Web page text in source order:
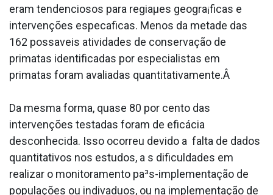
eram tendenciosos para regiaµes geogra¡ficas e
intervenções especa­ficas. Menos da metade das
162 possa­veis atividades de conservação de
primatas identificadas por especialistas em
primatas foram avaliadas quantitativamente.Â
Da mesma forma, quase 80 por cento das
intervenções testadas foram de eficácia
desconhecida. Isso ocorreu devido a falta de dados
quantitativos nos estudos, a s dificuldades em
realizar o monitoramento pa³s-implementação de
populações ou indiva­duos, ou na implementação de